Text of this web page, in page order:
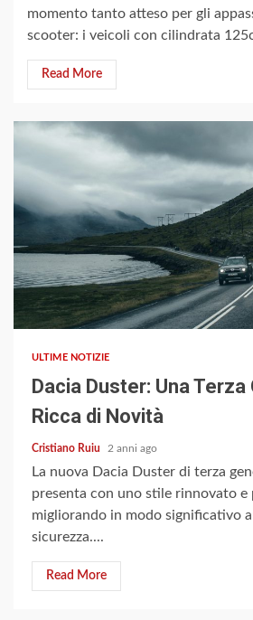
momento tanto atteso per gli
scooter: i veicoli con cilindrata
Read More
3 min read
ULTIME NOTIZIE
Dacia Duster: Una
Ricca di Novità
Cristiano Ruiu 2 anni ago
La nuova Dacia Duster di terza
presenta con uno stile rinnovato e
migliorando in modo significativo
sicurezza....
Read More